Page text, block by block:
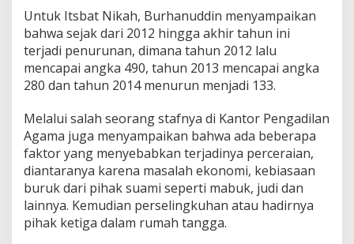
n
n
g
k
a
5
,
9
%
d
a
r
i
Untuk Itsbat Nikah, Burhanuddin menyampaikan
bahwa sejak dari 2012 hingga akhir tahun ini
terjadi penurunan, dimana tahun 2012 lalu
mencapai angka 490, tahun 2013 mencapai angka
280 dan tahun 2014 menurun menjadi 133.
Melalui salah seorang stafnya di Kantor Pengadilan
Agama juga menyampaikan bahwa ada beberapa
faktor yang menyebabkan terjadinya perceraian,
diantaranya karena masalah ekonomi, kebiasaan
buruk dari pihak suami seperti mabuk, judi dan
lainnya. Kemudian perselingkuhan atau hadirnya
pihak ketiga dalam rumah tangga.